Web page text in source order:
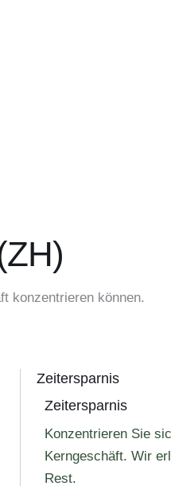
konzentrieren können.
Zeitersparnis
Zeitersparnis
Konzentrieren Sie
Kerngeschäft. Wir
Rest.